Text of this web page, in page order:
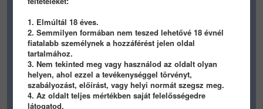
437
hefti
343
prinyo
TEXTS/ 9 éve TEXTS/ 9 éve
1. Elmúltál 18 éves.
2. Semmilyen formában nem teszed lehetővé 18 évnél
fiatalabb személynek a hozzáférést jelen oldal
tartalmához.
3. Nem tekinted meg vagy használod az oldalt olyan
helyen, ahol ezzel a tevékenységgel törvényt,
szabályozást, előírást, vagy helyi normát szegsz meg.
4. Az oldalt teljes mértékben saját felelősségedre
látogatod.